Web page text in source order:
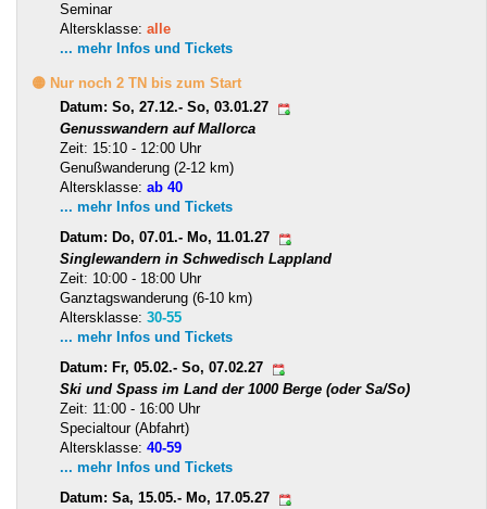
Seminar
Altersklasse: alle
... mehr Infos und Tickets
🟡 Nur noch 2 TN bis zum Start
Datum: So, 27.12.- So, 03.01.27
Genusswandern auf Mallorca
Zeit: 15:10 - 12:00 Uhr
Genußwanderung (2-12 km)
Altersklasse: ab 40
... mehr Infos und Tickets
Datum: Do, 07.01.- Mo, 11.01.27
Singlewandern in Schwedisch Lappland
Zeit: 10:00 - 18:00 Uhr
Ganztagswanderung (6-10 km)
Altersklasse: 30-55
... mehr Infos und Tickets
Datum: Fr, 05.02.- So, 07.02.27
Ski und Spass im Land der 1000 Berge (oder Sa/So)
Zeit: 11:00 - 16:00 Uhr
Specialtour (Abfahrt)
Altersklasse: 40-59
... mehr Infos und Tickets
Datum: Sa, 15.05.- Mo, 17.05.27